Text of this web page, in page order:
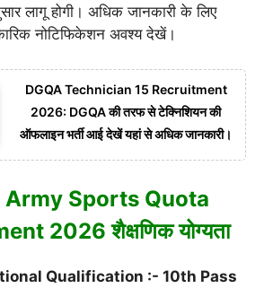
लागू होगी। अधिक जानकारी के लिए
नोटिफिकेशन अवश्य देखें।
DGQA Technician 15 Recruitment
2026: DGQA की तरफ से टेक्निशियन की
ऑफलाइन भर्ती आई देखें यहां से अधिक जानकारी।
Army Sports Quota
2026 शैक्षणिक योग्यता
Qualification :- 10th Pass